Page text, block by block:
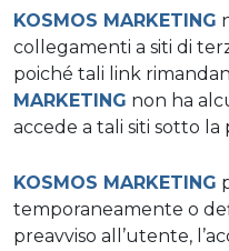
KOSMOS MARKETING
collegamenti a siti di
poiché tali link
MARKETING non ha
accede a tali siti sotto la
KOSMOS MARKETING
temporaneamente o
preavviso all’utente,